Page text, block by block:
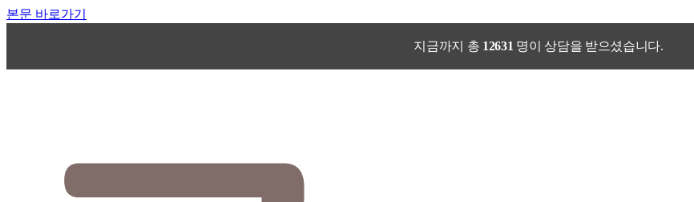
본문 바로가기
지금까지 총 12631 명이 상담을 받으셨습니다.